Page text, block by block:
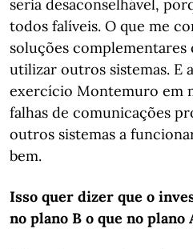
seria desaconselhável,
todos falíveis. O que me
soluções
utilizar outros sistemas. E
exercício Montemuro em
falhas de comunicações
outros sistemas a
bem.
Isso quer dizer que o
no plano B o que no plano